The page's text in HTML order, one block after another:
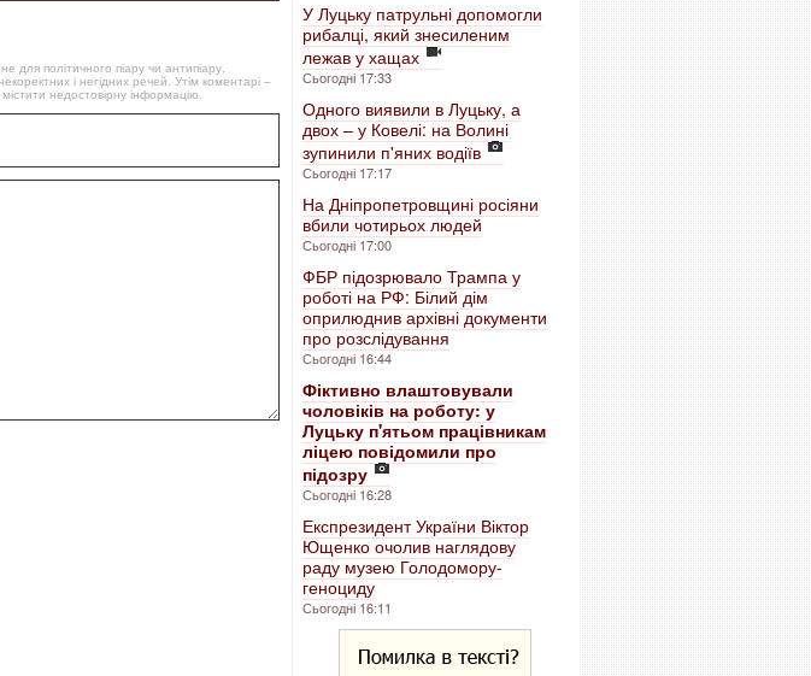
для політичного піару чи антипіару,
і негідних речей. Утім коментарі –
недостовірну інформацію.
У Луцьку патрульні допомогли
рибалці, який знесиленим
лежав у хащах
Сьогодні 17:33
Одного виявили в Луцьку, а
двох – у Ковелі: на Волині
зупинили п'яних водіїв
Сьогодні 17:17
На Дніпропетровщині росіяни
вбили чотирьох людей
Сьогодні 17:00
ФБР підозрювало Трампа у
роботі на РФ: Білий дім
оприлюднив архівні документи
про розслідування
Сьогодні 16:44
Фіктивно влаштовували
чоловіків на роботу: у
Луцьку п'ятьом працівникам
ліцею повідомили про
підозру
Сьогодні 16:28
Експрезидент України Віктор
Ющенко очолив наглядову
раду музею Голодомору-
геноциду
Сьогодні 16:11